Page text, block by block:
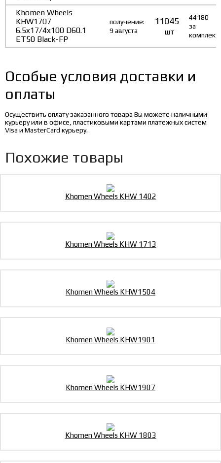
Khomen Wheels
KHW1707
6.5x17/4x100 D60.1
ET50 Black-FP
получение:
9 августа
11045
шт
44180
за
комплект
Особые условия доставки и
оплаты
Осуществить оплату заказанного товара Вы можете наличными
курьеру или в офисе, пластиковыми картами платежных систем
Visa и MasterCard курьеру.
Похожие товары
Khomen Wheels KHW 1402
Khomen Wheels KHW 1713
Khomen Wheels KHW1504
Khomen Wheels KHW1901
Khomen Wheels KHW1907
Khomen Wheels KHW 1803